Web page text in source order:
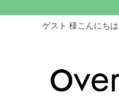
ゲスト 様こんにちは